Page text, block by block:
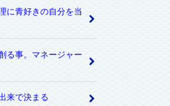
に青好きの自分を当
る事。マネージャー
来で決まる